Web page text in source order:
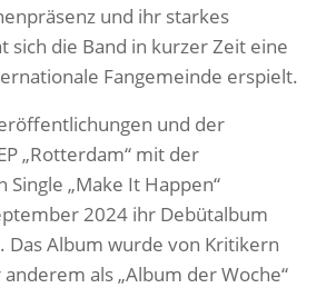
und ihr starkes
sich die Band in kurzer Zeit eine
Fangemeinde erspielt.
und der
„Rotterdam“ mit der
Single „Make It Happen“
2024 ihr Debütalbum
Das Album wurde von Kritikern
als „Album der Woche“